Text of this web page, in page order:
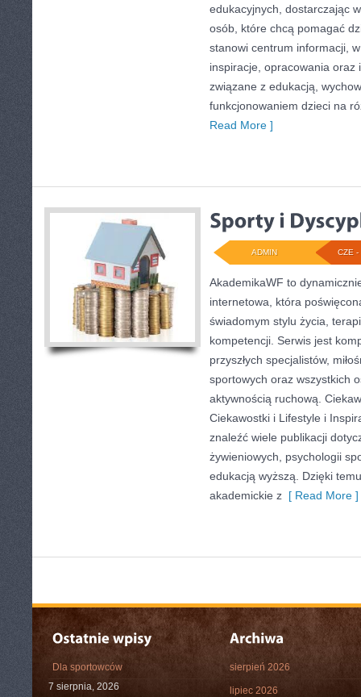
edukacyjnych, dostarczając
osób, które chcą pomagać
stanowi centrum informacji,
inspiracje, opracowania oraz
związane z edukacją,
funkcjonowaniem dzieci na
Read More ]
CZE -
ADMIN
AkademikaWF to
internetowa, która
świadomym stylu życia,
kompetencji. Serwis jest
przyszłych specjalistów,
sportowych oraz wszystkich
aktywnością ruchową.
Ciekawostki i Lifestyle i
znaleźć wiele publikacji
żywieniowych, psychologii
edukacją wyższą. Dzięki
akademickie z [ Read More ]
Dla sportowców
7 sierpnia, 2026
sierpień 2026
lipiec 2026